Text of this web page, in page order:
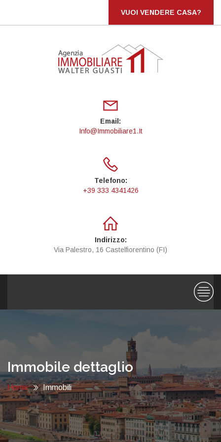
VUOI VENDERE CASA?
Email:
Info@immobiliare1.it
Telefono:
+39 333 4341426
Indirizzo:
Via Palestro, 16 Castelfiorentino (FI)
Immobile dettaglio
Home Immobili